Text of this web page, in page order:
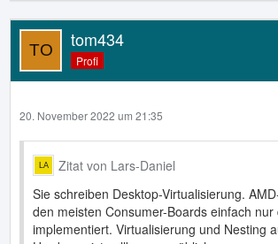
tom434
Profi
20. November 2022 um 21:35
Zitat von Lars-Daniel
Sie schreiben Desktop-Virtualisierung.
den meisten Consumer-Boards einfach nur
implementiert. Virtualisierung und Nesting